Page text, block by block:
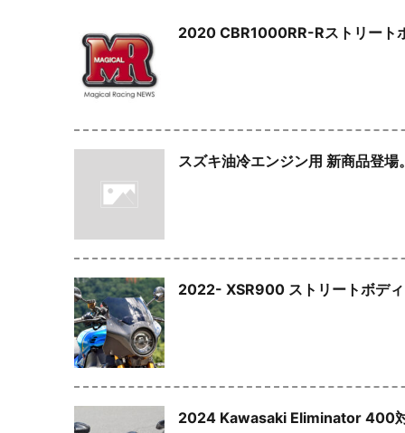
2020 CBR1000RR-Rストリート
スズキ油冷エンジン用 新商品登場
2022- XSR900 ストリートボデ
2024 Kawasaki Eliminator 400